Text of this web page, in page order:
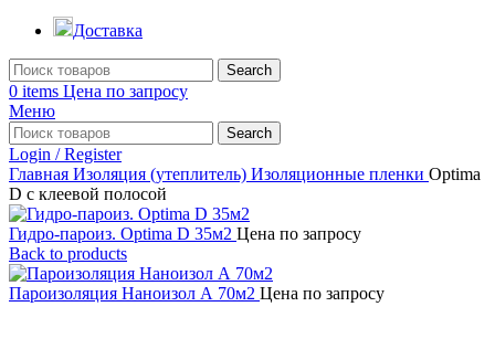
Доставка
Search
0 items Цена по запросу
Меню
Search
Login / Register
Главная Изоляция (утеплитель) Изоляционные пленки Optima
D с клеевой полосой
Гидро-пароиз. Optima D 35м2 Цена по запросу
Back to products
Пароизоляция Наноизол А 70м2 Цена по запросу